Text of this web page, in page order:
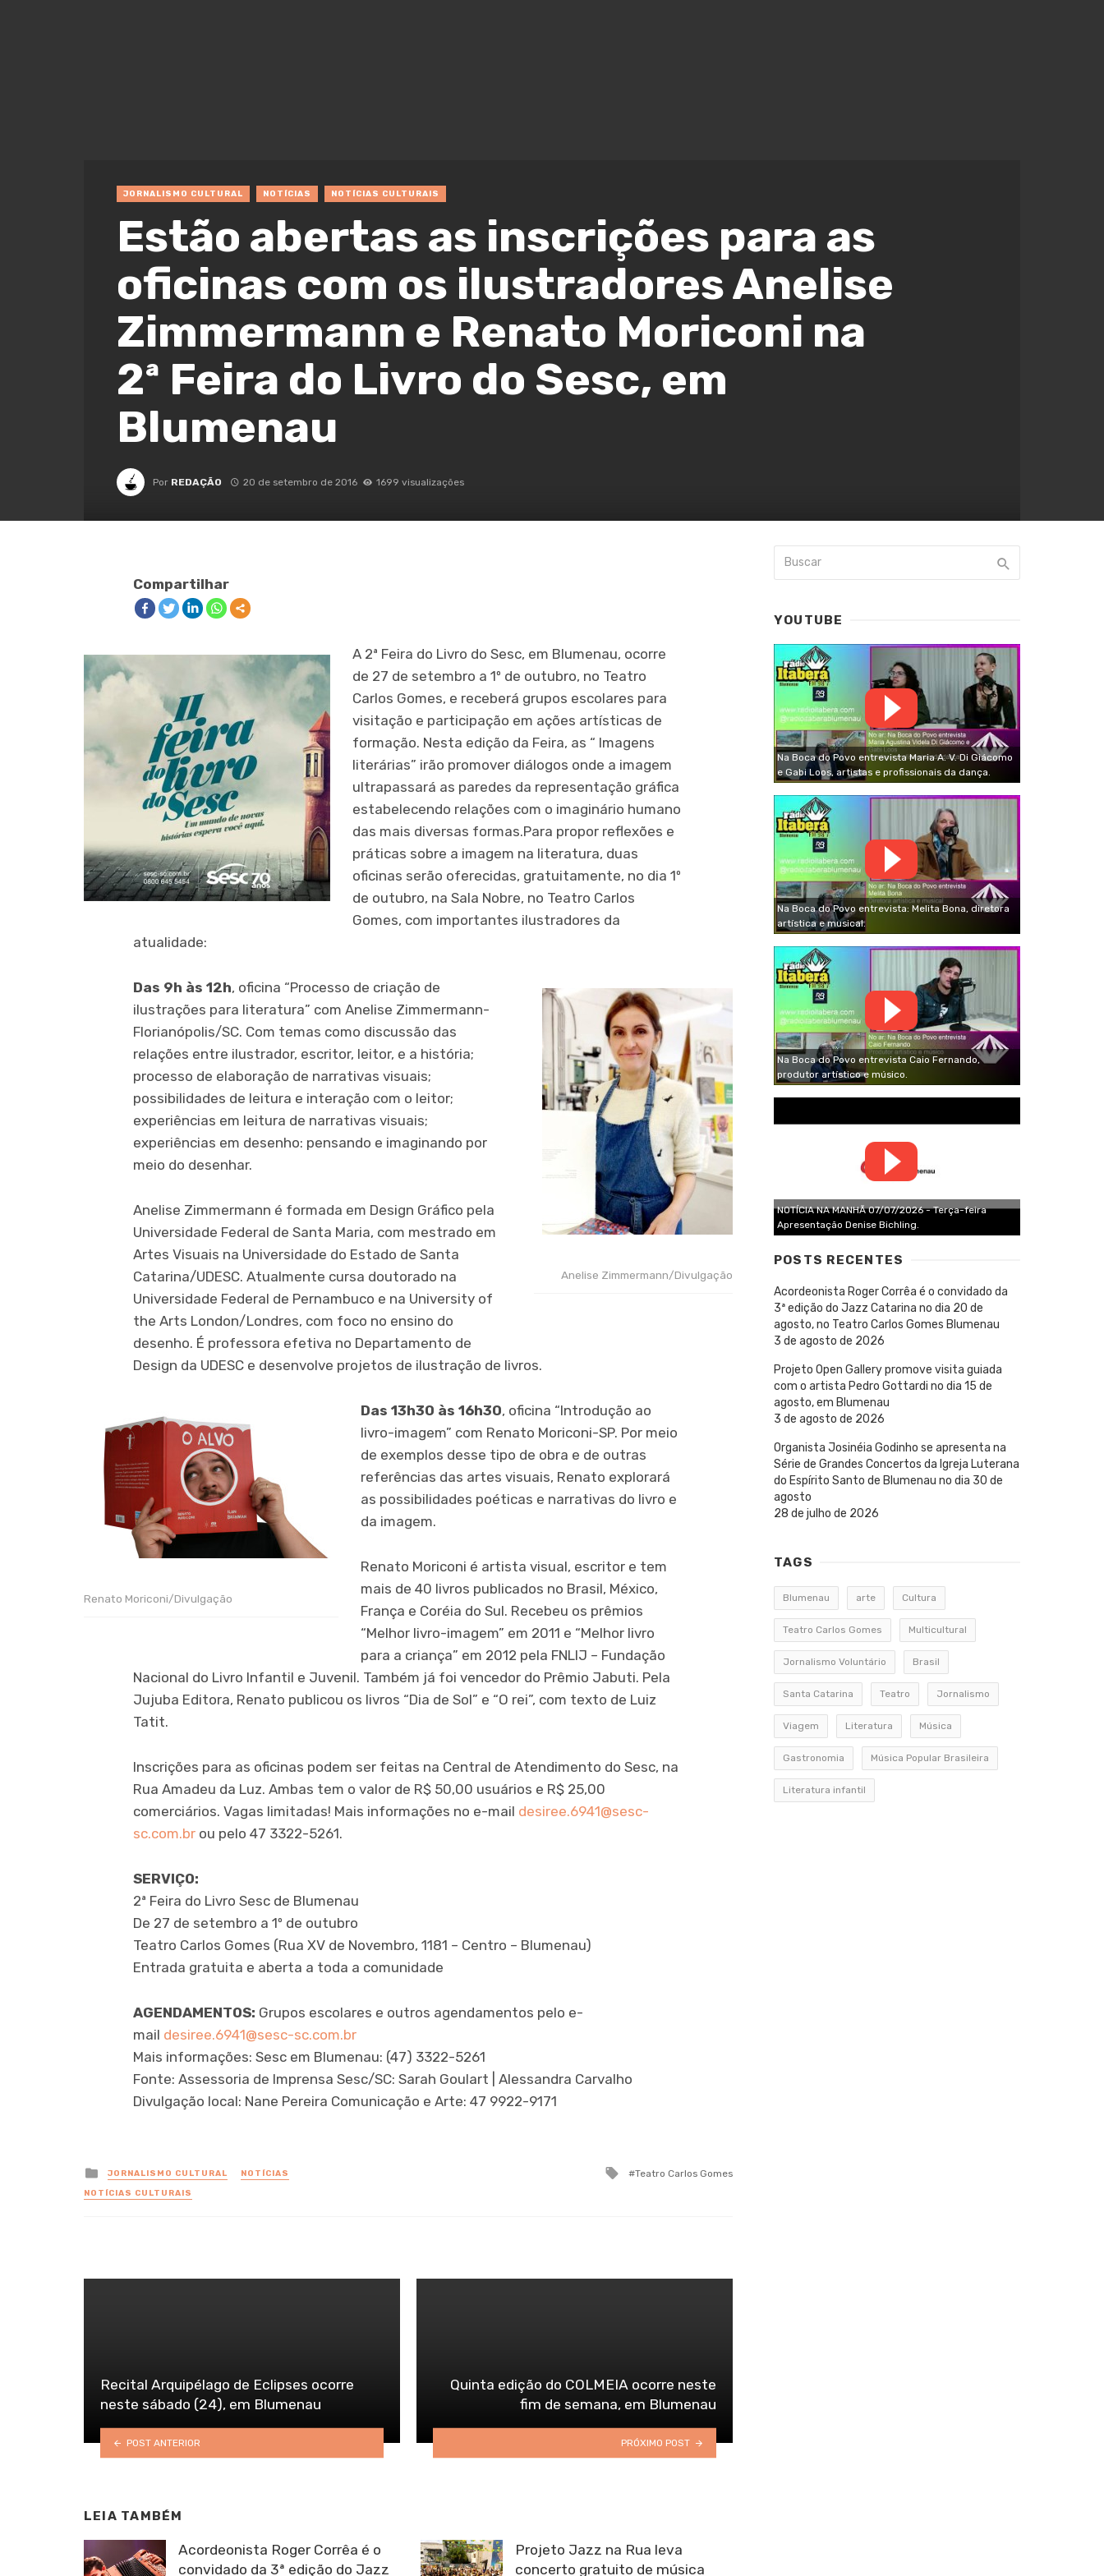
JORNALISMO CULTURAL NOTÍCIAS NOTÍCIAS CULTURAIS
Estão abertas as inscrições para as
oficinas com os ilustradores Anelise
Zimmermann e Renato Moriconi na
2ª Feira do Livro do Sesc, em
Blumenau
Por REDAÇÃO 20 de setembro de 2016 1699 visualizações
Compartilhar
A 2ª Feira do Livro do Sesc, em Blumenau, ocorre
de 27 de setembro a 1º de outubro, no Teatro
Carlos Gomes, e receberá grupos escolares para
visitação e participação em ações artísticas de
formação. Nesta edição da Feira, as “ Imagens
literárias” irão promover diálogos onde a imagem
ultrapassará as paredes da representação gráfica
estabelecendo relações com o imaginário humano
das mais diversas formas.Para propor reflexões e
práticas sobre a imagem na literatura, duas
oficinas serão oferecidas, gratuitamente, no dia 1º
de outubro, na Sala Nobre, no Teatro Carlos
Gomes, com importantes ilustradores da
atualidade:
Anelise Zimmermann/Divulgação
Das 9h às 12h, oficina “Processo de criação de
ilustrações para literatura” com Anelise Zimmermann-
Florianópolis/SC. Com temas como discussão das
relações entre ilustrador, escritor, leitor, e a história;
processo de elaboração de narrativas visuais;
possibilidades de leitura e interação com o leitor;
experiências em leitura de narrativas visuais;
experiências em desenho: pensando e imaginando por
meio do desenhar.
Anelise Zimmermann é formada em Design Gráfico pela
Universidade Federal de Santa Maria, com mestrado em
Artes Visuais na Universidade do Estado de Santa
Catarina/UDESC. Atualmente cursa doutorado na
Universidade Federal de Pernambuco e na University of
the Arts London/Londres, com foco no ensino do
desenho. É professora efetiva no Departamento de
Design da UDESC e desenvolve projetos de ilustração de livros.
Renato Moriconi/Divulgação
Das 13h30 às 16h30, oficina “Introdução ao
livro-imagem” com Renato Moriconi-SP. Por meio
de exemplos desse tipo de obra e de outras
referências das artes visuais, Renato explorará
as possibilidades poéticas e narrativas do livro e
da imagem.
Renato Moriconi é artista visual, escritor e tem
mais de 40 livros publicados no Brasil, México,
França e Coréia do Sul. Recebeu os prêmios
“Melhor livro-imagem” em 2011 e “Melhor livro
para a criança” em 2012 pela FNLIJ – Fundação
Nacional do Livro Infantil e Juvenil. Também já foi vencedor do Prêmio Jabuti. Pela
Jujuba Editora, Renato publicou os livros “Dia de Sol” e “O rei”, com texto de Luiz
Tatit.
Inscrições para as oficinas podem ser feitas na Central de Atendimento do Sesc, na
Rua Amadeu da Luz. Ambas tem o valor de R$ 50,00 usuários e R$ 25,00
comerciários. Vagas limitadas! Mais informações no e-mail desiree.6941@sesc-
sc.com.br ou pelo 47 3322-5261.
SERVIÇO:
2ª Feira do Livro Sesc de Blumenau
De 27 de setembro a 1º de outubro
Teatro Carlos Gomes (Rua XV de Novembro, 1181 – Centro – Blumenau)
Entrada gratuita e aberta a toda a comunidade
AGENDAMENTOS: Grupos escolares e outros agendamentos pelo e-
mail desiree.6941@sesc-sc.com.br
Mais informações: Sesc em Blumenau: (47) 3322-5261
Fonte: Assessoria de Imprensa Sesc/SC: Sarah Goulart | Alessandra Carvalho
Divulgação local: Nane Pereira Comunicação e Arte: 47 9922-9171
Posted
in
JORNALISMO CULTURAL
NOTÍCIAS
NOTÍCIAS CULTURAIS
Tagged
Teatro Carlos Gomes
Recital Arquipélago de Eclipses ocorre
neste sábado (24), em Blumenau
POST ANTERIOR
Quinta edição do COLMEIA ocorre neste
fim de semana, em Blumenau
PRÓXIMO POST
LEIA TAMBÉM
Acordeonista Roger Corrêa é o
convidado da 3ª edição do Jazz
Projeto Jazz na Rua leva
concerto gratuito de música
YOUTUBE
Na Boca do Povo entrevista Maria A. V. Di Giácomo
e Gabi Loos, artistas e profissionais da dança.
Na Boca do Povo entrevista: Melita Bona, diretora
artística e musical.
Na Boca do Povo entrevista Caio Fernando,
produtor artístico e músico.
NOTÍCIA NA MANHÃ 07/07/2026 - Terça-feira
Apresentação Denise Bichling.
POSTS RECENTES
Acordeonista Roger Corrêa é o convidado da
3ª edição do Jazz Catarina no dia 20 de
agosto, no Teatro Carlos Gomes Blumenau
3 de agosto de 2026
Projeto Open Gallery promove visita guiada
com o artista Pedro Gottardi no dia 15 de
agosto, em Blumenau
3 de agosto de 2026
Organista Josinéia Godinho se apresenta na
Série de Grandes Concertos da Igreja Luterana
do Espírito Santo de Blumenau no dia 30 de
agosto
28 de julho de 2026
TAGS
Blumenau arte Cultura
Teatro Carlos Gomes Multicultural
Jornalismo Voluntário Brasil
Santa Catarina Teatro Jornalismo
Viagem Literatura Música
Gastronomia Música Popular Brasileira
Literatura infantil